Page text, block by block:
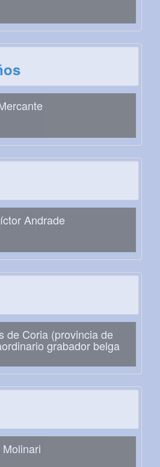
Andrade
de Coria (provincia de
grabador belga